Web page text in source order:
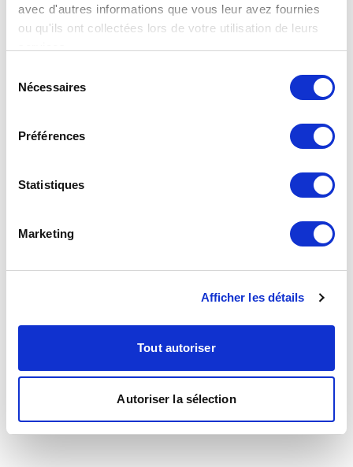
avec d'autres informations que vous leur avez fournies
ou qu'ils ont collectées lors de votre utilisation de leurs
Nécessaires
Préférences
Statistiques
Marketing
Afficher les détails
Tout autoriser
Autoriser la sélection